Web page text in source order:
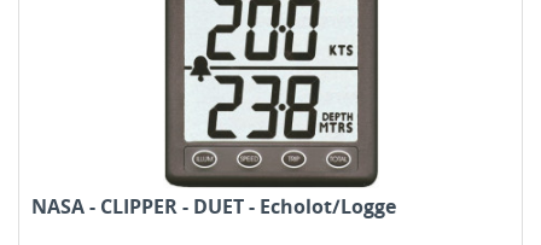
NASA - CLIPPER - DUET - Echolot/Logge